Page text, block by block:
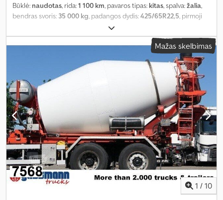
Būklė: naudotas, rida:1 100 km, pavaros tipas: kitas, spalva:žalia,
bendras svoris: 35 000 kg, padangos dydis:425/65R22,5, pirmoji
oras
bazė:1 300 mm, Įranga:ABS,
Mažas skelbimas
1 / 10